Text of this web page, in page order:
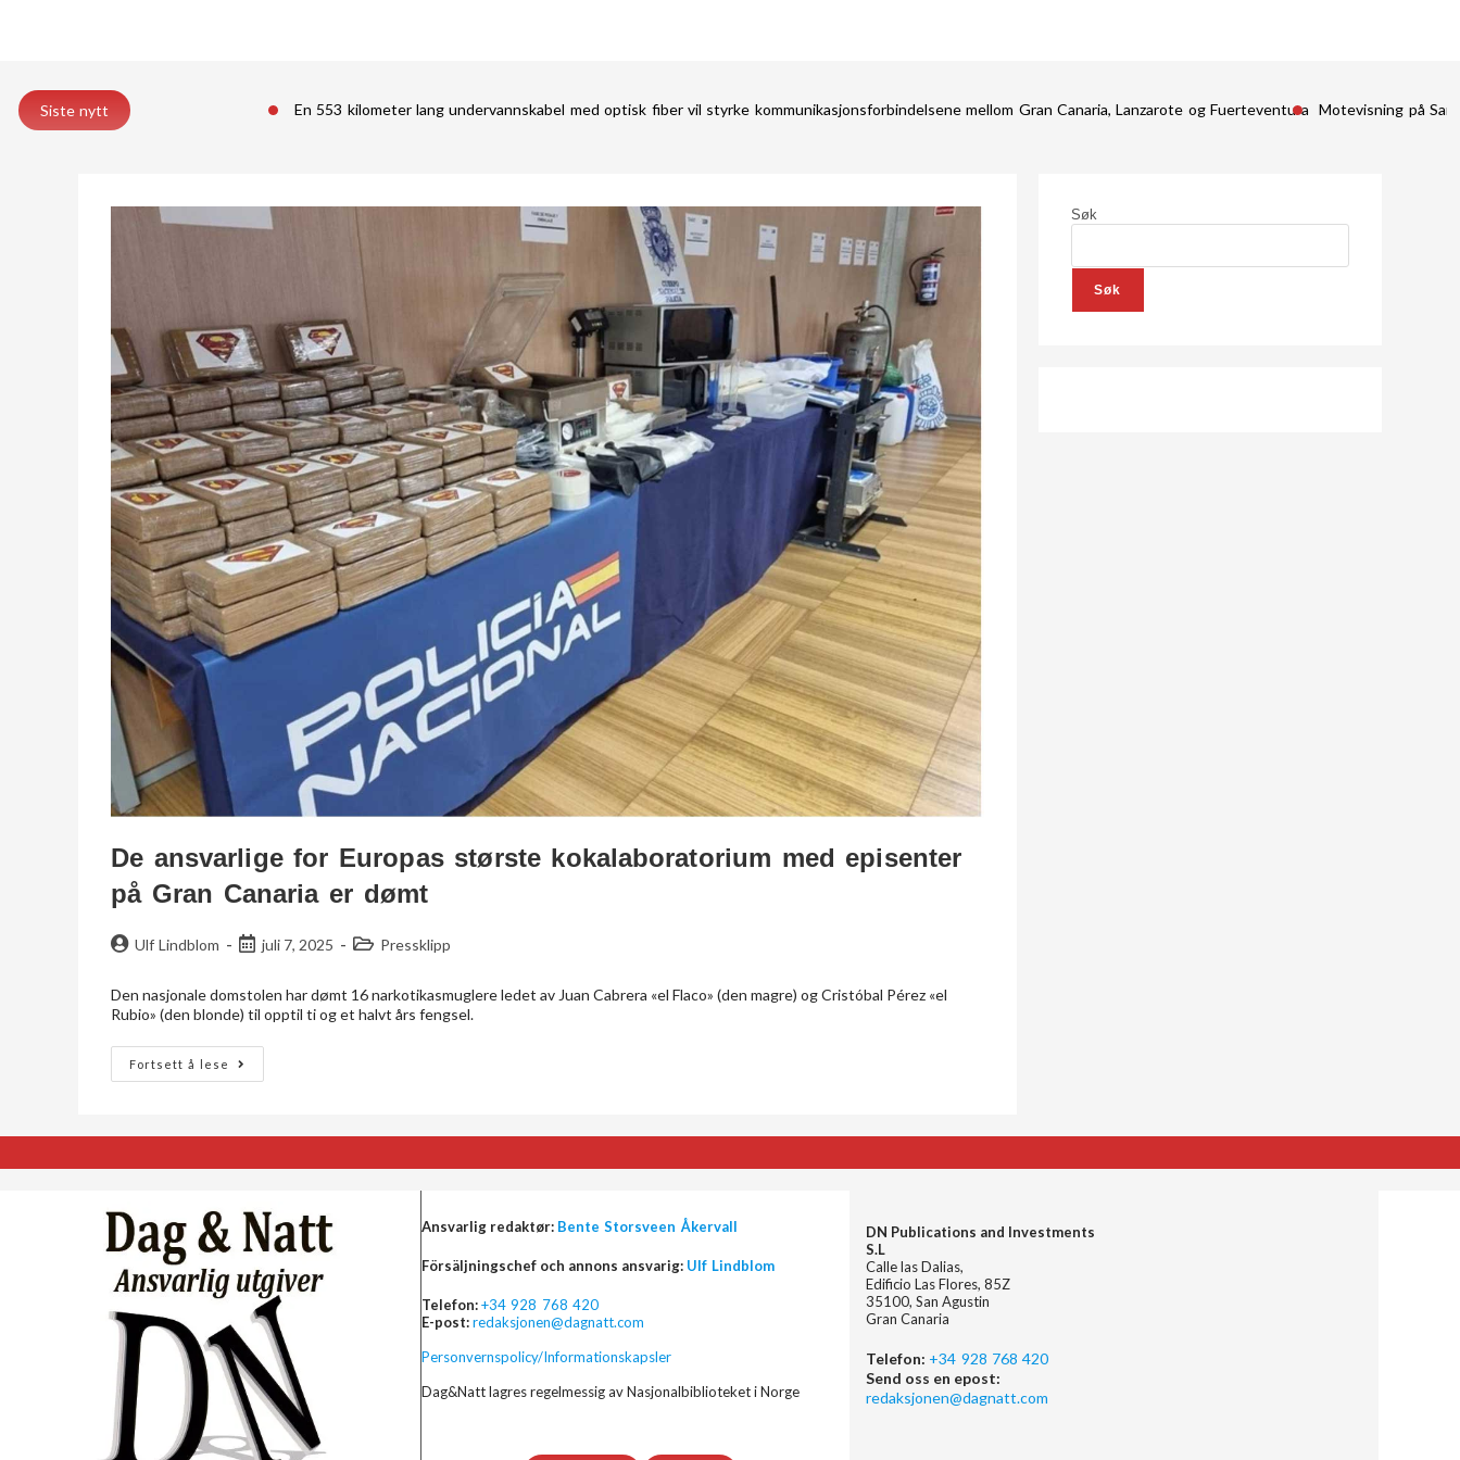
Siste nytt En 553 kilometer lang undervannskabel med optisk fiber vil styrke kommunikasjonsforbindelsene mellom Gran Canaria, Lanzarote og Fuerteventura Motevisning på
De ansvarlige for Europas største kokalaboratorium med episenter
på Gran Canaria er dømt
Ulf Lindblom juli 7, 2025 Pressklipp
Den nasjonale domstolen har dømt 16 narkotikasmuglere ledet av Juan Cabrera «el Flaco» (den magre) og Cristóbal Pérez «el
Rubio» (den blonde) til opptil ti og et halvt års fengsel.
Fortsett å lese
Søk
Søk
Ansvarlig redaktør: Bente Storsveen Åkervall
Försäljningschef och annons ansvarig: Ulf Lindblom
Telefon:+34 928 768 420
E-post:redaksjonen@dagnatt.com
Personvernspolicy/Informationskapsler
Dag&Natt lagres regelmessig av Nasjonalbiblioteket i Norge
DN Publications and Investments
S.L
Calle las Dalias,
Edificio Las Flores, 85Z
35100, San Agustin
Gran Canaria
Telefon: +34 928 768 420
Send oss en epost:
redaksjonen@dagnatt.com